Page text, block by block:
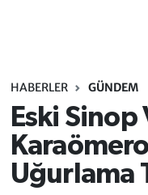
HABERLER GÜNDEM
Eski Sinop
Uğurlama
Sinop Trafik
Süper Lig Puan
Tüm Manşetler